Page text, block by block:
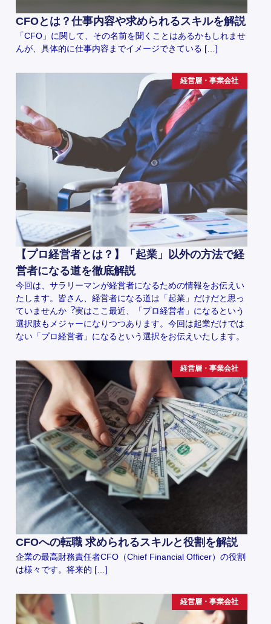
CFOとは？仕事内容や求められるスキルを解説
「CFO」に関して、その名前を聞くことはあるかもしれませ
んが、具体的に仕事内容までイメージできている […]
経営層・事業会社
【プロ経営者とは？】「起業」以外の方法で経
営者になる道を徹底解説
今回は、サラリーマンが経営者になるための情報をお伝えい
たします。皆さん、経営者になる道は「起業」だけだと思っ
ていませんか︖実はここ最近、「プロ経営者」になるという
選択肢もメジャーになりつつあります。今回は起業だけでは
ない「プロ経営者」になるという選択をお伝えいたします。
経営層・事業会社
CFOへの転職 求められるスキルと役割を解説
企業の最高財務責任者CFO（Chief Financial Officer）の役割
は様々です。将来的 […]
経営層・事業会社